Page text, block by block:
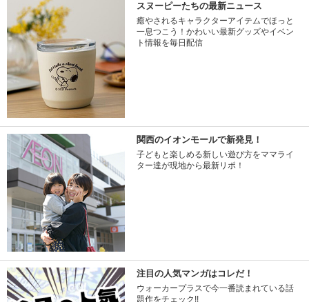
スヌーピーたちの最新ニュース
癒やされるキャラクターアイテムでほっと
一息つこう！かわいい最新グッズやイベン
ト情報を毎日配信
関西のイオンモールで新発見！
子どもと楽しめる新しい遊び方をママライ
ター達が現地から最新リポ！
注目の人気マンガはコレだ！
ウォーカープラスで今一番読まれている話
題作をチェック!!